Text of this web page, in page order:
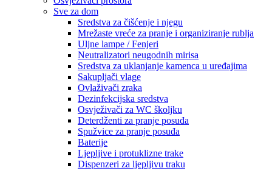
Sve za dom
Sredstva za čišćenje i njegu
Mrežaste vreće za pranje i organiziranje rublja
Uljne lampe / Fenjeri
Neutralizatori neugodnih mirisa
Sredstva za uklanjanje kamenca u uređajima
Sakupljači vlage
Ovlaživači zraka
Dezinfekcijska sredstva
Osvježivači za WC školjku
Deterdženti za pranje posuđa
Spužvice za pranje posuđa
Baterije
Ljepljive i protuklizne trake
Dispenzeri za ljepljivu traku